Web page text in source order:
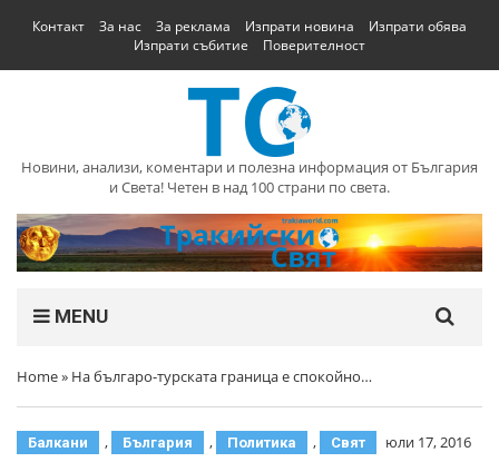
Контакт За нас За реклама Изпрати новина
Изпрати обява
Изпрати събитие
Поверителност
Новини, анализи, коментари и полезна информация от България
и Света! Четен в над 100 страни по света.
MENU
Home» На българо-турската граница е спокойно…
Балкани , България , Политика , Свят юли 17, 2016